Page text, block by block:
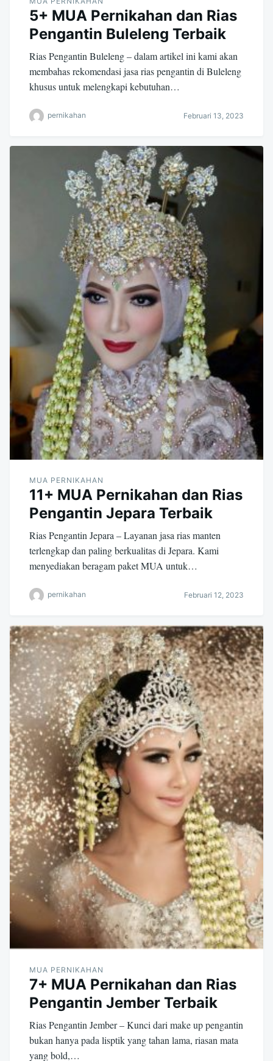
5+ MUA Pernikahan dan Rias
Pengantin Buleleng Terbaik
Rias Pengantin Buleleng – dalam artikel ini kami akan
membahas rekomendasi jasa rias pengantin di Buleleng
khusus untuk melengkapi kebutuhan…
pernikahan Februari 13, 2023
MUA PERNIKAHAN
11+ MUA Pernikahan dan Rias
Pengantin Jepara Terbaik
Rias Pengantin Jepara – Layanan jasa rias manten
terlengkap dan paling berkualitas di Jepara. Kami
menyediakan beragam paket MUA untuk…
pernikahan Februari 12, 2023
MUA PERNIKAHAN
7+ MUA Pernikahan dan Rias
Pengantin Jember Terbaik
Rias Pengantin Jember – Kunci dari make up pengantin
bukan hanya pada lisptik yang tahan lama, riasan mata
yang bold,…